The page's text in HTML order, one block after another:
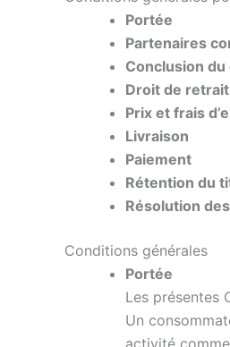
Portée
Partenaires
Conclusion
Droit de retrait
Prix et frais
Livraison
Paiement
Rétention du
Résolution
Conditions générales
Portée
Les présentes
Un
activité